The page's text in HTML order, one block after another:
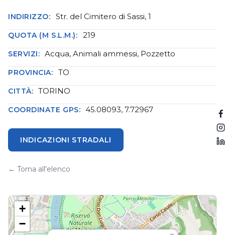
INDIRIZZO: Str. del Cimitero di Sassi, 1
QUOTA (M S.L.M.): 219
SERVIZI: Acqua, Animali ammessi, Pozzetto
PROVINCIA: TO
CITTÀ: TORINO
COORDINATE GPS: 45.08093, 7.72967
INDICAZIONI STRADALI
← Torna all'elenco
+
−